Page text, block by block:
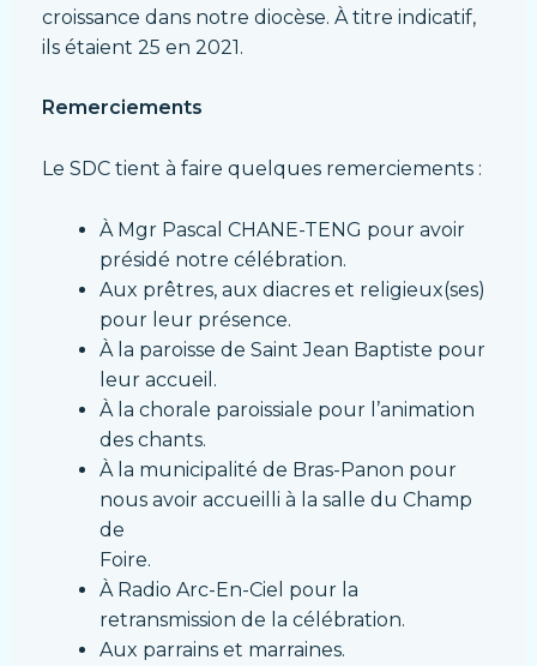
croissance dans notre diocèse. À titre indicatif,
ils étaient 25 en 2021.
Remerciements
Le SDC tient à faire quelques remerciements :
À Mgr Pascal CHANE-TENG pour avoir
présidé notre célébration.
Aux prêtres, aux diacres et religieux(ses)
pour leur présence.
À la paroisse de Saint Jean Baptiste pour
leur accueil.
À la chorale paroissiale pour l’animation
des chants.
À la municipalité de Bras-Panon pour
nous avoir accueilli à la salle du Champ
de
Foire.
À Radio Arc-En-Ciel pour la
retransmission de la célébration.
Aux parrains et marraines.